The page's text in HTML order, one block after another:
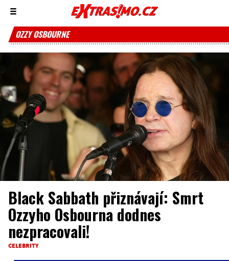
Zobrazit/skrýt
OZZY OSBOURNE
Black Sabbath přiznávají: Smrt
Ozzyho Osbourna dodnes
nezpracovali!
CELEBRITY